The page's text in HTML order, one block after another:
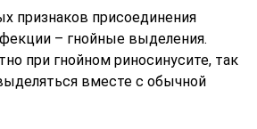
признаков присоединения
– гнойные выделения.
при гнойном риносинусите, так
вместе с обычной